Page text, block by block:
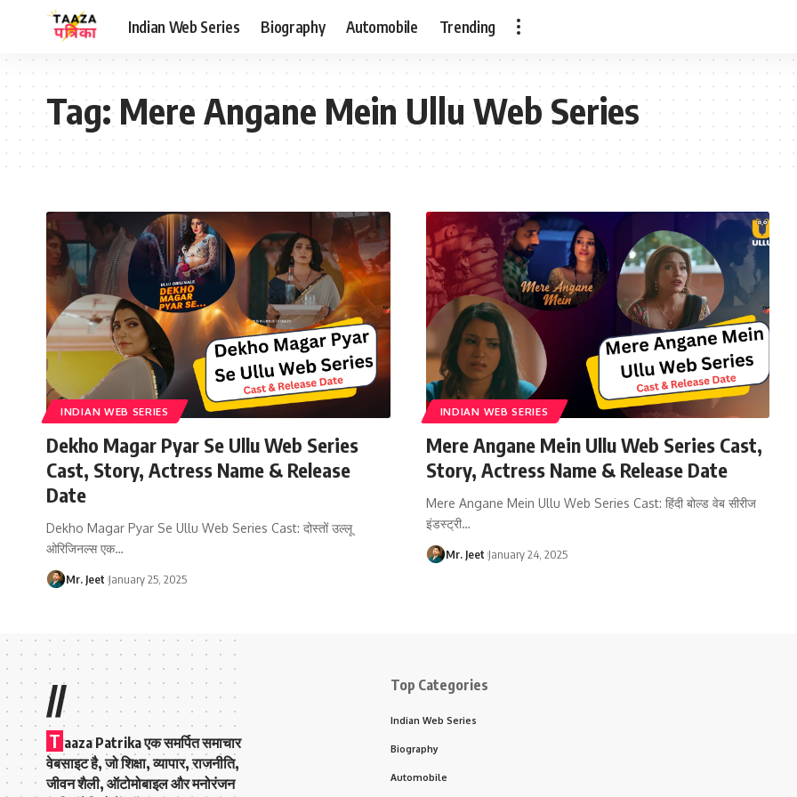
Indian Web Series Biography Automobile Trending
Tag:Mere Angane Mein Ullu Web Series
INDIAN WEB SERIES
Dekho Magar Pyar Se Ullu Web Series
Cast, Story, Actress Name & Release
Date
Dekho Magar Pyar Se Ullu Web Series Cast: दोस्तों उल्लू
ओरिजिनल्स एक…
Mr. Jeet January 25, 2025
INDIAN WEB SERIES
Mere Angane Mein Ullu Web Series Cast,
Story, Actress Name & Release Date
Mere Angane Mein Ullu Web Series Cast: हिंदी बोल्ड वेब सीरीज
इंडस्ट्री…
Mr. Jeet January 24, 2025
//
T aaza Patrika एक समर्पित समाचार
वेबसाइट है, जो शिक्षा, व्यापार, राजनीति,
जीवन शैली, ऑटोमोबाइल और मनोरंजन
Top Categories
Indian Web Series
Biography
Automobile